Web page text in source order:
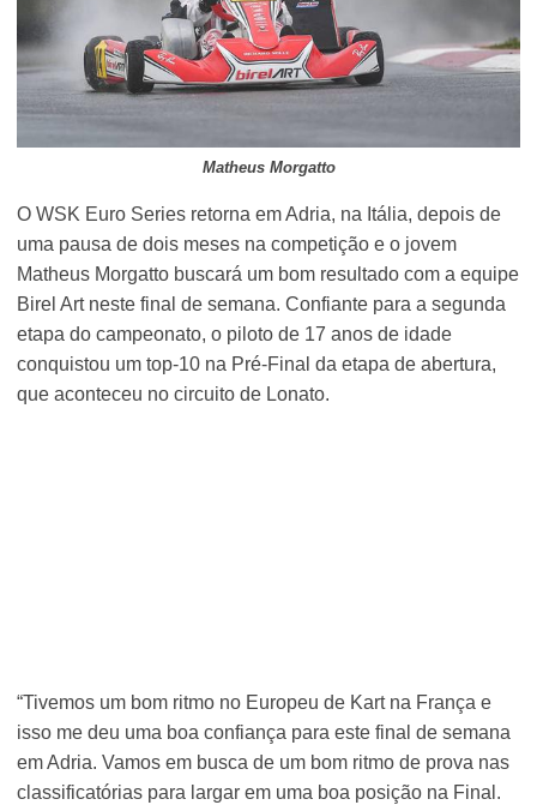
Matheus Morgatto
O WSK Euro Series retorna em Adria, na Itália, depois de
uma pausa de dois meses na competição e o jovem
Matheus Morgatto buscará um bom resultado com a equipe
Birel Art neste final de semana. Confiante para a segunda
etapa do campeonato, o piloto de 17 anos de idade
conquistou um top-10 na Pré-Final da etapa de abertura,
que aconteceu no circuito de Lonato.
“Tivemos um bom ritmo no Europeu de Kart na França e
isso me deu uma boa confiança para este final de semana
em Adria. Vamos em busca de um bom ritmo de prova nas
classificatórias para largar em uma boa posição na Final.